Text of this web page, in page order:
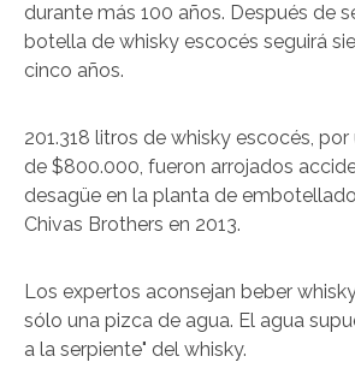
durante más 100 años. Después de
botella de whisky escocés seguirá
cinco años.
201.318 litros de whisky escocés,
de $800.000, fueron arrojados
desagüe en la planta de
Chivas Brothers en 2013.
Los expertos aconsejan beber
sólo una pizca de agua. El agua
a la serpiente" del whisky.